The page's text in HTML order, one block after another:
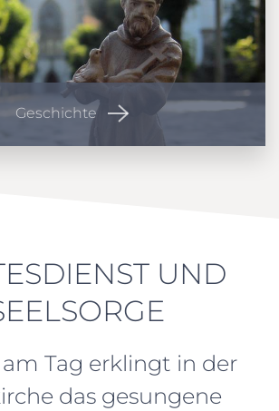
Geschichte
UND
Tag erklingt in der
das gesungene